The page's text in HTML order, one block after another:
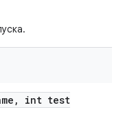
,
int test